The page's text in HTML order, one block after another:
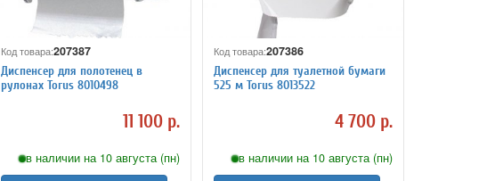
Код товара:207387
Диспенсер для полотенец в
рулонах Torus 8010498
11 100 р.
в наличии на 10 августа (пн)
Код товара:207386
Диспенсер для туалетной бумаги
525 м Torus 8013522
4 700 р.
в наличии на 10 августа (пн)